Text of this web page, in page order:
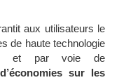
aux utilisateurs le
de haute technologie
et par voie de
sur les